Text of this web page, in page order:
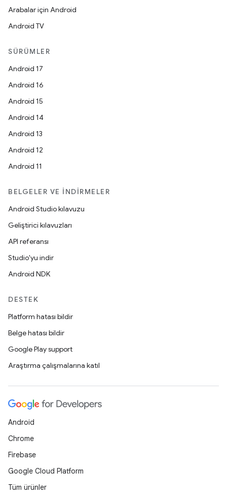
Arabalar için Android
Android TV
SÜRÜMLER
Android 17
Android 16
Android 15
Android 14
Android 13
Android 12
Android 11
BELGELER VE İNDIRMELER
Android Studio kılavuzu
Geliştirici kılavuzları
API referansı
Studio'yu indir
Android NDK
DESTEK
Platform hatası bildir
Belge hatası bildir
Google Play support
Araştırma çalışmalarına katıl
Android
Chrome
Firebase
Google Cloud Platform
Tüm ürünler